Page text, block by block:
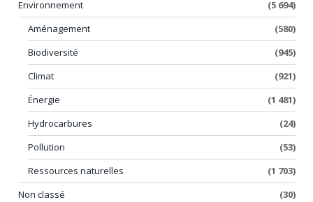
Environnement
(5 694)
Aménagement
(580)
Biodiversité
(945)
Climat
(921)
Énergie
(1 481)
Hydrocarbures
(24)
Pollution
(53)
Ressources naturelles
(1 703)
Non classé
(30)